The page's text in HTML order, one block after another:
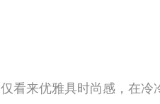
来优雅具时尚感，在冷